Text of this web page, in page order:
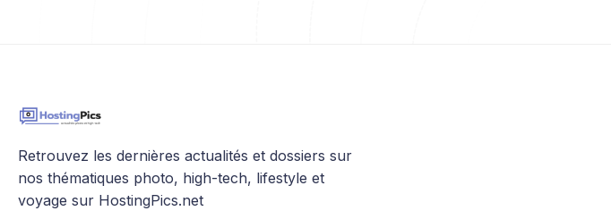
Retrouvez les dernières actualités et dossiers sur
nos thématiques photo, high-tech, lifestyle et
voyage sur HostingPics.net